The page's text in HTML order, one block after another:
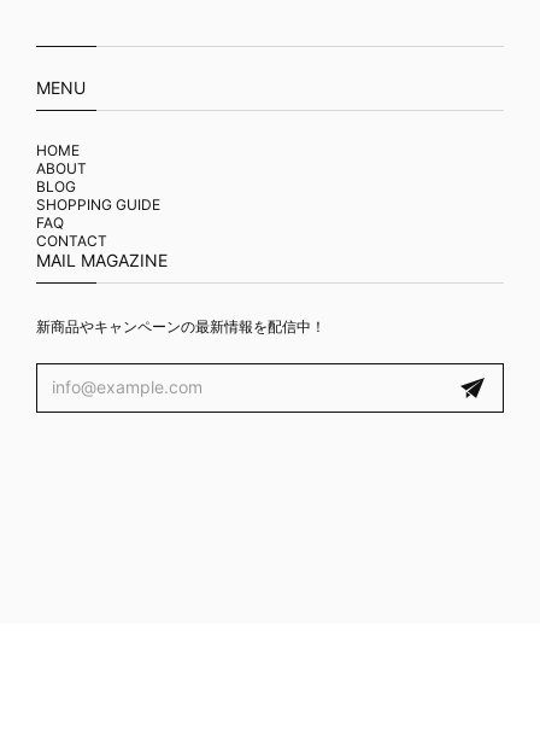
MENU
HOME
ABOUT
BLOG
SHOPPING GUIDE
FAQ
CONTACT
MAIL MAGAZINE
新商品やキャンペーンの最新情報を配信中！